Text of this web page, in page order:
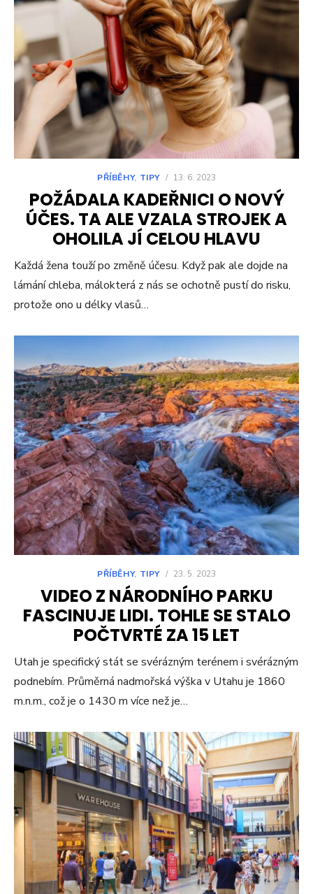
PŘÍBĚHY, TIPY / 13. 6. 2023
POŽÁDALA KADEŘNICI O NOVÝ
ÚČES. TA ALE VZALA STROJEK A
OHOLILA JÍ CELOU HLAVU
Každá žena touží po změně účesu. Když pak ale dojde na
lámání chleba, málokterá z nás se ochotně pustí do risku,
protože ono u délky vlasů…
PŘÍBĚHY, TIPY / 23. 5. 2023
VIDEO Z NÁRODNÍHO PARKU
FASCINUJE LIDI. TOHLE SE STALO
POČTVRTÉ ZA 15 LET
Utah je specifický stát se svérázným terénem i svérázným
podnebím. Průměrná nadmořská výška v Utahu je 1860
m.n.m., což je o 1430 m více než je…